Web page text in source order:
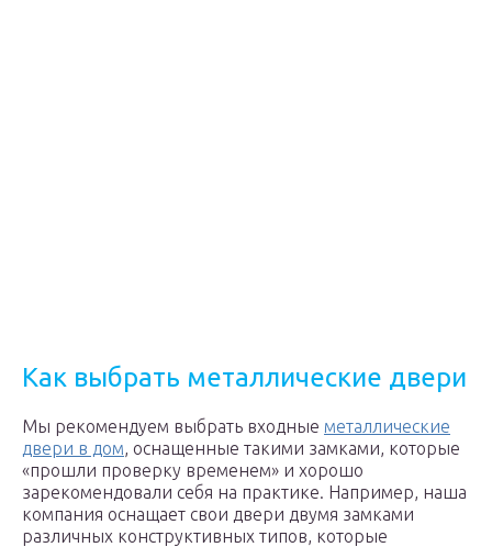
Как выбрать металлические двери
Мы рекомендуем выбрать входные металлические
двери в дом, оснащенные такими замками, которые
«прошли проверку временем» и хорошо
зарекомендовали себя на практике. Например, наша
компания оснащает свои двери двумя замками
различных конструктивных типов, которые